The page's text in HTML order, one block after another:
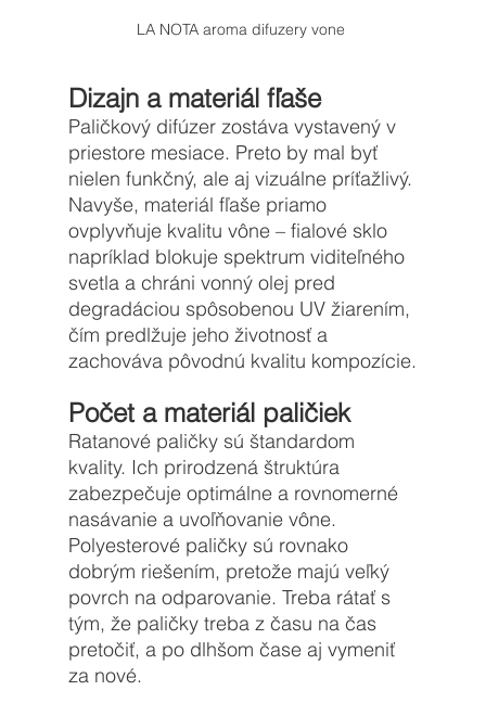
LA NOTA aroma difuzery vone
Dizajn a materiál fľaše
Paličkový difúzer zostáva vystavený v
priestore mesiace. Preto by mal byť
nielen funkčný, ale aj vizuálne príťažlivý.
Navyše, materiál fľaše priamo
ovplyvňuje kvalitu vône – fialové sklo
napríklad blokuje spektrum viditeľného
svetla a chráni vonný olej pred
degradáciou spôsobenou UV žiarením,
čím predlžuje jeho životnosť a
zachováva pôvodnú kvalitu kompozície.
Počet a materiál paličiek
Ratanové paličky sú štandardom
kvality. Ich prirodzená štruktúra
zabezpečuje optimálne a rovnomerné
nasávanie a uvoľňovanie vône.
Polyesterové paličky sú rovnako
dobrým riešením, pretože majú veľký
povrch na odparovanie. Treba rátať s
tým, že paličky treba z času na čas
pretočiť, a po dlhšom čase aj vymeniť
za nové.